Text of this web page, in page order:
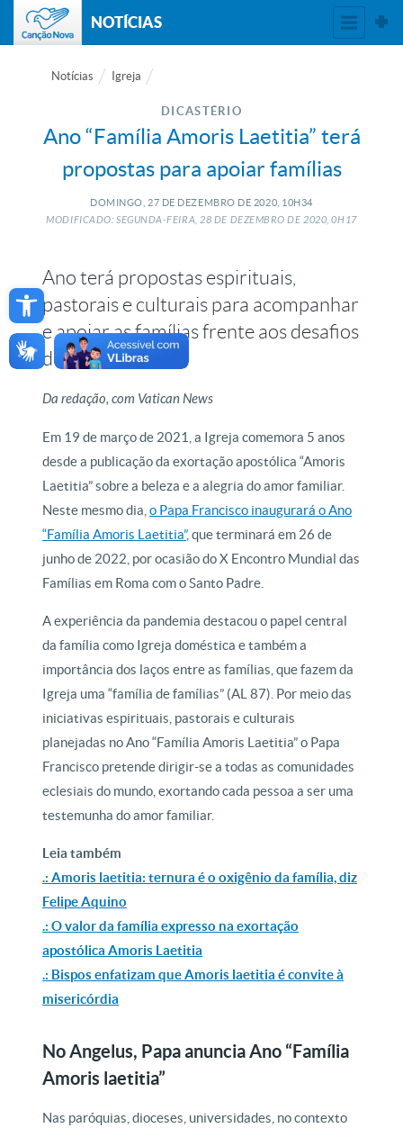
Open toolbar
NOTÍCIAS
Notícias Igreja
DICASTÉRIO
Ano “Família Amoris Laetitia” terá
propostas para apoiar famílias
DOMINGO, 27 DE DEZEMBRO DE 2020, 10H34
MODIFICADO: SEGUNDA-FEIRA, 28 DE DEZEMBRO DE2020, 0H17
Ano terá propostas espirituais,
pastorais e culturais para acompanhar
e apoiar as famílias frente aos desafios
do tempo atual
Da redação, com Vatican News
Em 19 de março de 2021, a Igreja comemora 5 anos
desde a publicação da exortação apostólica “Amoris
Laetitia” sobre a beleza e a alegria do amor familiar.
Neste mesmo dia,o Papa Francisco inaugurará o Ano
“Família Amoris Laetitia”, que terminará em 26 de
junho de 2022, por ocasião do X Encontro Mundial das
Famílias em Roma com o Santo Padre.
A experiência da pandemia destacou o papel central
da família como Igreja doméstica e também a
importância dos laços entre as famílias, que fazem da
Igreja uma “família de famílias” (AL 87). Por meio das
iniciativas espirituais, pastorais e culturais
planejadas no Ano “Família Amoris Laetitia” o Papa
Francisco pretende dirigir-se a todas as comunidades
eclesiais do mundo, exortando cada pessoa a ser uma
testemunha do amor familiar.
Leia também
.: Amoris laetitia: ternura é o oxigênio da família, diz
Felipe Aquino
.: O valor da família expresso na exortação
apostólica Amoris Laetitia
.: Bispos enfatizam que Amoris laetitia é convite à
misericórdia
No Angelus, Papa anuncia Ano “Família
Amoris laetitia”
Nas paróquias, dioceses, universidades, no contexto